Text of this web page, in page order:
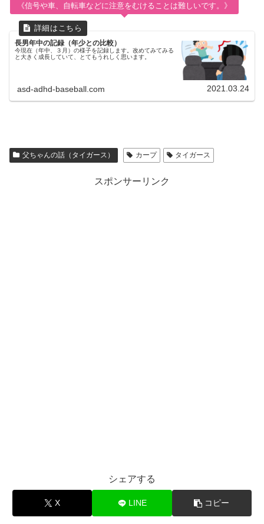
《信号や車、自転車などに注意をむけることは難しいです。》
長男年中の記録（年少との比較）
今現在（年中、３月）の様子を記録します。改めてみてみる
と大きく成長していて、とてもうれしく思います。
asd-adhd-baseball.com 2021.03.24
父ちゃんの話（タイガース） カープ タイガース
スポンサーリンク
シェアする
X LINE コピー